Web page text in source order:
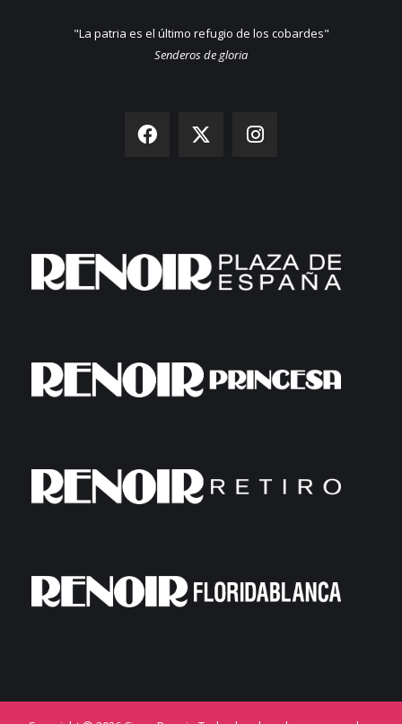
"La patria es el último refugio de los cobardes"
Senderos de gloria